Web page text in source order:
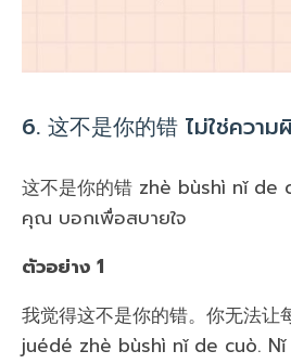
6. 这不是你的错 ไม่ใช่ควา
这不是你的错 zhè bùshì nǐ de
คุณ บอกเพื่อสบายใจ
ตัวอย่าง 1
我觉得这不是你的错。你无法
juédé zhè bùshì nǐ de cuò.